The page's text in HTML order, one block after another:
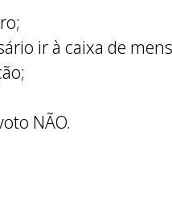
ir à caixa de
NÃO.